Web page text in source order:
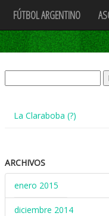
FÚTBOL ARGENTINO
La Claraboba (?)
ARCHIVOS
enero 2015
diciembre 2014